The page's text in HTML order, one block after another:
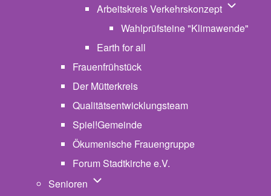
Arbeitskreis Verkehrskonzept
Wahlprüfsteine "Klimawende"
Earth for all
Frauenfrühstück
Der Mütterkreis
Qualitätsentwicklungsteam
Spiel!Gemeinde
Ökumenische Frauengruppe
Forum Stadtkirche e.V.
Senioren Unternavigation von Senioren